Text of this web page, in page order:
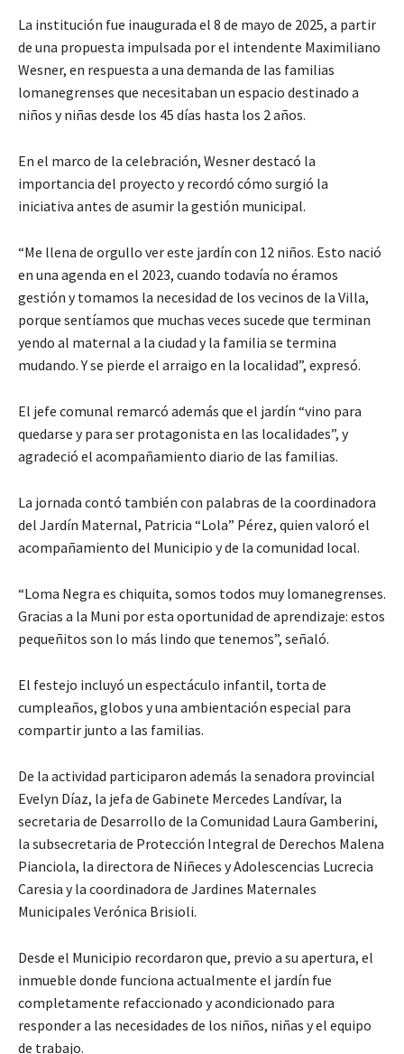
La institución fue inaugurada el 8 de mayo de 2025, a partir
de una propuesta impulsada por el intendente Maximiliano
Wesner, en respuesta a una demanda de las familias
lomanegrenses que necesitaban un espacio destinado a
niños y niñas desde los 45 días hasta los 2 años.
En el marco de la celebración, Wesner destacó la
importancia del proyecto y recordó cómo surgió la
iniciativa antes de asumir la gestión municipal.
“Me llena de orgullo ver este jardín con 12 niños. Esto nació
en una agenda en el 2023, cuando todavía no éramos
gestión y tomamos la necesidad de los vecinos de la Villa,
porque sentíamos que muchas veces sucede que terminan
yendo al maternal a la ciudad y la familia se termina
mudando. Y se pierde el arraigo en la localidad”, expresó.
El jefe comunal remarcó además que el jardín “vino para
quedarse y para ser protagonista en las localidades”, y
agradeció el acompañamiento diario de las familias.
La jornada contó también con palabras de la coordinadora
del Jardín Maternal, Patricia “Lola” Pérez, quien valoró el
acompañamiento del Municipio y de la comunidad local.
“Loma Negra es chiquita, somos todos muy lomanegrenses.
Gracias a la Muni por esta oportunidad de aprendizaje: estos
pequeñitos son lo más lindo que tenemos”, señaló.
El festejo incluyó un espectáculo infantil, torta de
cumpleaños, globos y una ambientación especial para
compartir junto a las familias.
De la actividad participaron además la senadora provincial
Evelyn Díaz, la jefa de Gabinete Mercedes Landívar, la
secretaria de Desarrollo de la Comunidad Laura Gamberini,
la subsecretaria de Protección Integral de Derechos Malena
Pianciola, la directora de Niñeces y Adolescencias Lucrecia
Caresia y la coordinadora de Jardines Maternales
Municipales Verónica Brisioli.
Desde el Municipio recordaron que, previo a su apertura, el
inmueble donde funciona actualmente el jardín fue
completamente refaccionado y acondicionado para
responder a las necesidades de los niños, niñas y el equipo
de trabajo.